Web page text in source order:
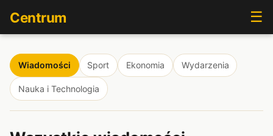
Centrum ☰
Wiadomości Sport Ekonomia Wydarzenia
Nauka i Technologia